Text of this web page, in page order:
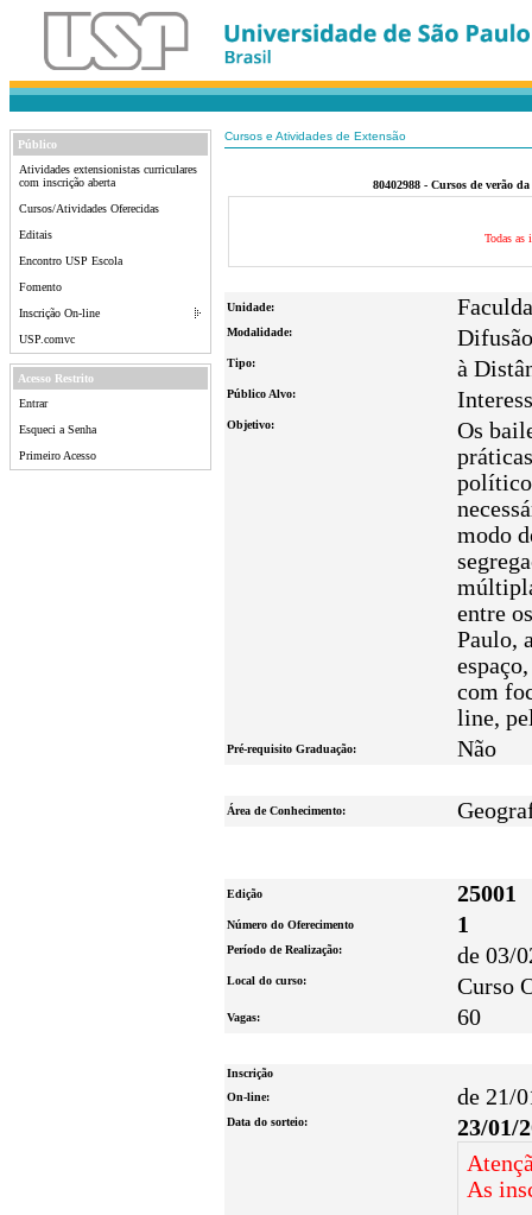
Público
Atividades extensionistas curriculares
com inscrição aberta
Cursos/Atividades Oferecidas
Editais
Encontro USP Escola
Fomento
Inscrição On-line
USP.comvc
Acesso Restrito
Entrar
Esqueci a Senha
Primeiro Acesso
Cursos e Atividades de Extensão
80402988 - Cursos de verão
Todas as
Unidade:
Modalidade: Difusão
Tipo: à
Público Alvo:
Objetivo:
Os
modo
entre
Paulo,
com
line,
Pré-requisito Graduação: Não
Área de Conhecimento:
Edição 25001
Número do Oferecimento 1
Período de Realização: de 03/
Local do curso: Curso
Vagas: 60
Inscrição
On-line:
de 21/
Data do sorteio:
23/01/
As